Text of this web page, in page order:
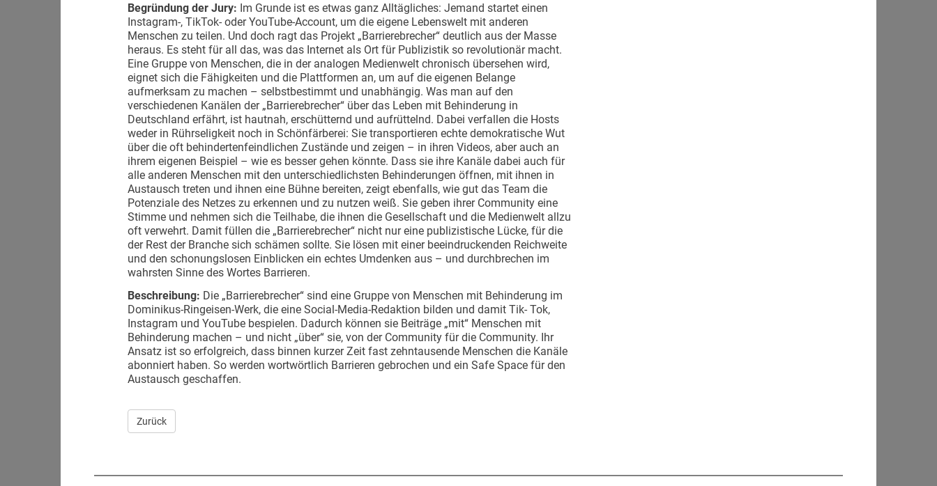
Begründung der Jury: Im Grunde ist es etwas ganz Alltägliches: Jemand startet einen
Instagram-, TikTok- oder YouTube-Account, um die eigene Lebenswelt mit anderen
Menschen zu teilen. Und doch ragt das Projekt „Barrierebrecher“ deutlich aus der Masse
heraus. Es steht für all das, was das Internet als Ort für Publizistik so revolutionär macht.
Eine Gruppe von Menschen, die in der analogen Medienwelt chronisch übersehen wird,
eignet sich die Fähigkeiten und die Plattformen an, um auf die eigenen Belange
aufmerksam zu machen – selbstbestimmt und unabhängig. Was man auf den
verschiedenen Kanälen der „Barrierebrecher“ über das Leben mit Behinderung in
Deutschland erfährt, ist hautnah, erschütternd und aufrüttelnd. Dabei verfallen die Hosts
weder in Rührseligkeit noch in Schönfärberei: Sie transportieren echte demokratische Wut
über die oft behindertenfeindlichen Zustände und zeigen – in ihren Videos, aber auch an
ihrem eigenen Beispiel – wie es besser gehen könnte. Dass sie ihre Kanäle dabei auch für
alle anderen Menschen mit den unterschiedlichsten Behinderungen öffnen, mit ihnen in
Austausch treten und ihnen eine Bühne bereiten, zeigt ebenfalls, wie gut das Team die
Potenziale des Netzes zu erkennen und zu nutzen weiß. Sie geben ihrer Community eine
Stimme und nehmen sich die Teilhabe, die ihnen die Gesellschaft und die Medienwelt allzu
oft verwehrt. Damit füllen die „Barrierebrecher“ nicht nur eine publizistische Lücke, für die
der Rest der Branche sich schämen sollte. Sie lösen mit einer beeindruckenden Reichweite
und den schonungslosen Einblicken ein echtes Umdenken aus – und durchbrechen im
wahrsten Sinne des Wortes Barrieren.
Beschreibung: Die „Barrierebrecher“ sind eine Gruppe von Menschen mit Behinderung im
Dominikus-Ringeisen-Werk, die eine Social-Media-Redaktion bilden und damit Tik- Tok,
Instagram und YouTube bespielen. Dadurch können sie Beiträge „mit“ Menschen mit
Behinderung machen – und nicht „über“ sie, von der Community für die Community. Ihr
Ansatz ist so erfolgreich, dass binnen kurzer Zeit fast zehntausende Menschen die Kanäle
abonniert haben. So werden wortwörtlich Barrieren gebrochen und ein Safe Space für den
Austausch geschaffen.
Zurück